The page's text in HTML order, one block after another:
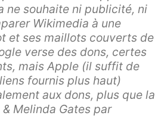
ne souhaite ni publicité, ni
Wikimedia à une
et ses maillots couverts de
verse des dons, certes
mais Apple (il suffit de
fournis plus haut)
aux dons, plus que la
Melinda Gates par